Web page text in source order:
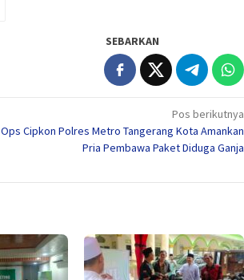
SEBARKAN
Pos berikutnya
Ops Cipkon Polres Metro Tangerang Kota Amankan
Pria Pembawa Paket Diduga Ganja